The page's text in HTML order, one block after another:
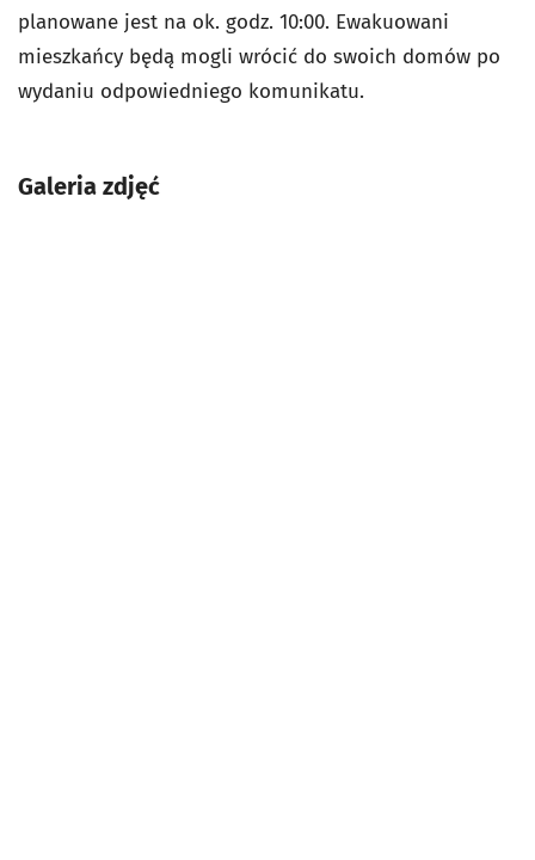
planowane jest na ok. godz. 10:00. Ewakuowani
mieszkańcy będą mogli wrócić do swoich domów po
wydaniu odpowiedniego komunikatu.
Galeria zdjęć